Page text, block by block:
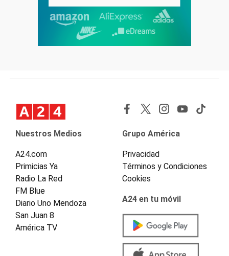
Nuestros Medios
A24.com
Primicias Ya
Radio La Red
FM Blue
Diario Uno Mendoza
San Juan 8
América TV
Grupo América
Privacidad
Términos y Condiciones
Cookies
A24 en tu móvil